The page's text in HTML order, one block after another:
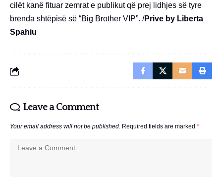
cilët kanë fituar zemrat e publikut që prej lidhjes së tyre
brenda shtëpisë së “Big Brother VIP”. /Prive by Liberta
Spahiu
Leave a Comment
Your email address will not be published. Required fields are marked *